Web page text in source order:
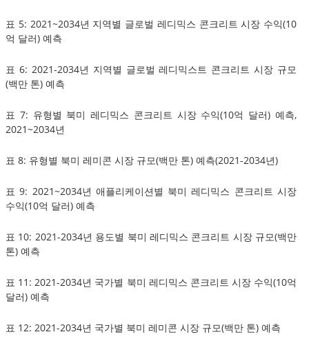
표 5: 2021~2034년 지역별 글로벌 레디믹스 콘크리트 시장 수익(10
억 달러) 예측
표 6: 2021-2034년 지역별 글로벌 레디믹스트 콘크리트 시장 규모
(백만 톤) 예측
표 7: 유형별 북미 레디믹스 콘크리트 시장 수익(10억 달러) 예측,
2021~2034년
표 8: 유형별 북미 레미콘 시장 규모(백만 톤) 예측(2021-2034년)
표 9: 2021~2034년 애플리케이션별 북미 레디믹스 콘크리트 시장
수익(10억 달러) 예측
표 10: 2021-2034년 용도별 북미 레디믹스 콘크리트 시장 규모(백만
톤) 예측
표 11: 2021-2034년 국가별 북미 레디믹스 콘크리트 시장 수익(10억
달러) 예측
표 12: 2021-2034년 국가별 북미 레미콘 시장 규모(백만 톤) 예측